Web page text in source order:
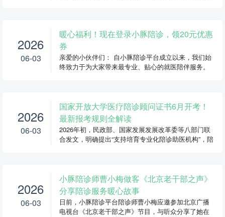
2026
06-03
暖心福利！现在登录小豚陪诊，领20元优惠
券
亲爱的小伙伴们： 自小豚陪诊平台成立以来，我们始
终致力于为大家带来最专业、贴心的就医陪伴服务。
2026
06-03
国家开放大学医疗陪诊顾问证书6月开考！
最新报考规则全解读
2026年初，民政部、国家发展发展改革委等八部门联
合发文，明确提出“支持培育专业化陪诊助医机构”，陪
2026
06-03
小豚陪诊师曹小梅做客《北京老干部之声》
分享陪诊服务暖心故事
日前，小豚陪诊平台陪诊师曹小梅应邀参加北京广播
电视台《北京老干部之声》节目，与听众分享了她在